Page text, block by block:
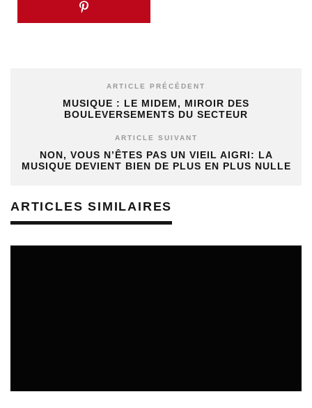
ARTICLE PRÉCÉDENT
MUSIQUE : LE MIDEM, MIROIR DES
BOULEVERSEMENTS DU SECTEUR
ARTICLE SUIVANT
NON, VOUS N’ÊTES PAS UN VIEIL AIGRI: LA
MUSIQUE DEVIENT BIEN DE PLUS EN PLUS NULLE
ARTICLES SIMILAIRES